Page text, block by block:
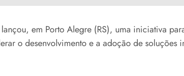
em Porto Alegre (RS), uma iniciativa
o desenvolvimento e a adoção de soluções